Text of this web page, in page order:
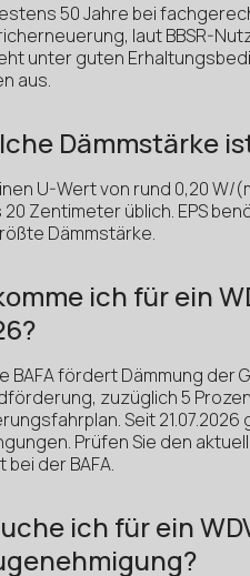
50 Jahre bei
laut BBSR-
unter guten
aus.
Dämmstärke
U-Wert von rund 0,20 W/
20 Zentimeter üblich. EPS
Dämmstärke.
ich für ein
BAFA fördert Dämmung der
zuzüglich 5
Seit
Prüfen Sie den
bei der BAFA.
ich für ein